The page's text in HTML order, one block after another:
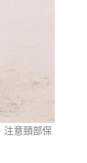
注意頸部保